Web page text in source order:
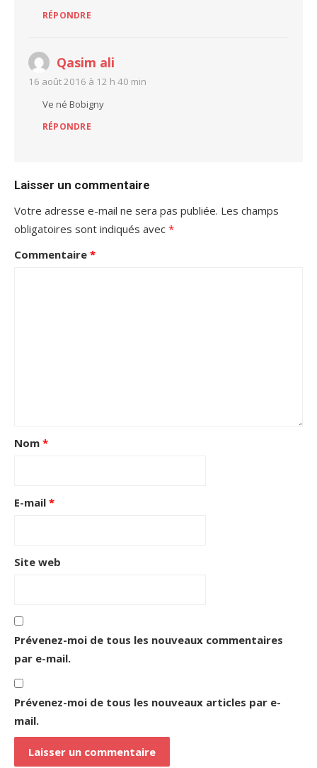
RÉPONDRE
Qasim ali
16 août 2016 à 12 h 40 min
Ve né Bobigny
RÉPONDRE
Laisser un commentaire
Votre adresse e-mail ne sera pas publiée. Les champs
obligatoires sont indiqués avec *
Commentaire *
Nom *
E-mail *
Site web
Prévenez-moi de tous les nouveaux commentaires
par e-mail.
Prévenez-moi de tous les nouveaux articles par e-
mail.